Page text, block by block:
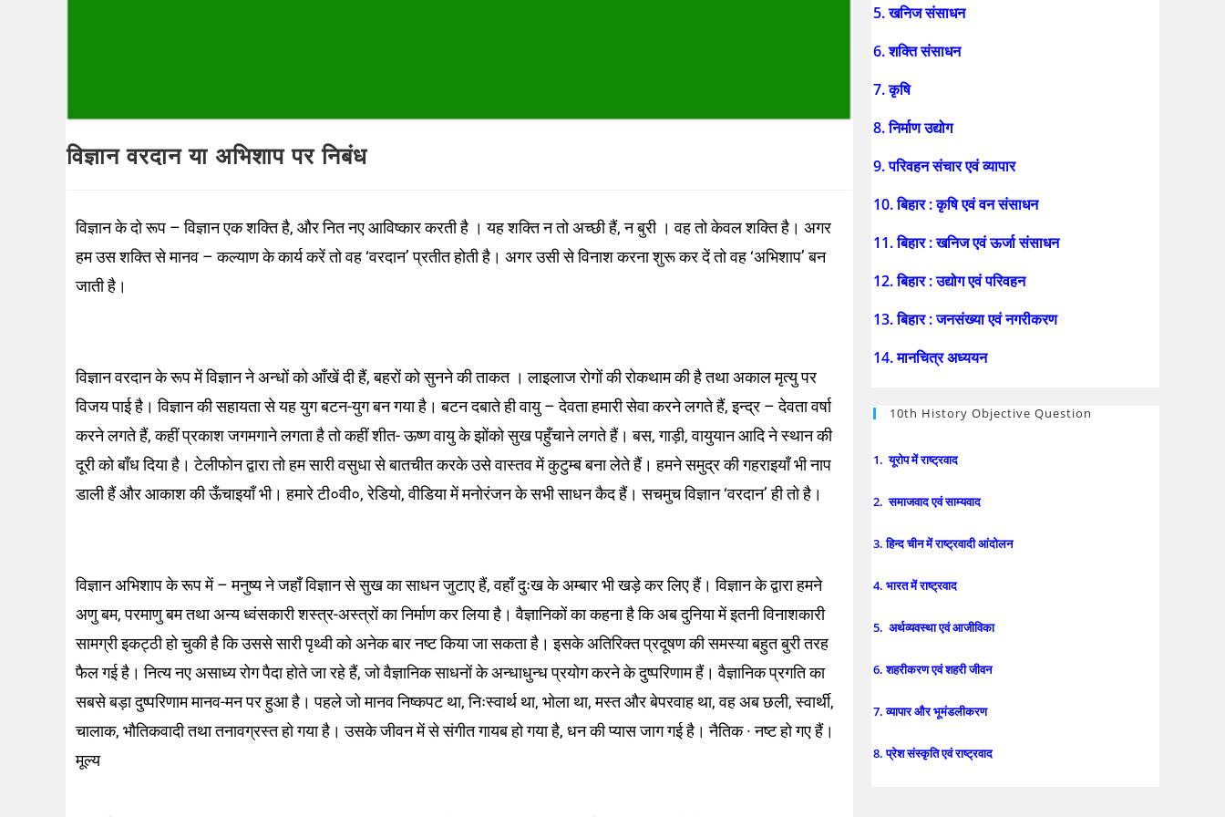
विज्ञान वरदान या अभिशाप पर निबंध
विज्ञान के दो रूप – विज्ञान एक शक्ति है, और नित नए आविष्कार करती है । यह शक्ति न तो अच्छी हैं, न बुरी । वह तो केवल शक्ति है। अगर
हम उस शक्ति से मानव – कल्याण के कार्य करें तो वह ‘वरदान’ प्रतीत होती है। अगर उसी से विनाश करना शुरू कर दें तो वह ‘अभिशाप’ बन
जाती है।
विज्ञान वरदान के रूप में विज्ञान ने अन्धों को आँखें दी हैं, बहरों को सुनने की ताकत । लाइलाज रोगों की रोकथाम की है तथा अकाल मृत्यु पर
विजय पाई है। विज्ञान की सहायता से यह युग बटन-युग बन गया है। बटन दबाते ही वायु – देवता हमारी सेवा करने लगते हैं, इन्द्र – देवता वर्षा
करने लगते हैं, कहीं प्रकाश जगमगाने लगता है तो कहीं शीत- ऊष्ण वायु के झोंको सुख पहुँचाने लगते हैं। बस, गाड़ी, वायुयान आदि ने स्थान की
दूरी को बाँध दिया है। टेलीफोन द्वारा तो हम सारी वसुधा से बातचीत करके उसे वास्तव में कुटुम्ब बना लेते हैं। हमने समुद्र की गहराइयाँ भी नाप
डाली हैं और आकाश की ऊँचाइयाँ भी। हमारे टी०वी०, रेडियो, वीडिया में मनोरंजन के सभी साधन कैद हैं। सचमुच विज्ञान ‘वरदान’ ही तो है।
विज्ञान अभिशाप के रूप में – मनुष्य ने जहाँ विज्ञान से सुख का साधन जुटाए हैं, वहाँ दुःख के अम्बार भी खड़े कर लिए हैं। विज्ञान के द्वारा हमने
अणु बम, परमाणु बम तथा अन्य ध्वंसकारी शस्त्र-अस्त्रों का निर्माण कर लिया है। वैज्ञानिकों का कहना है कि अब दुनिया में इतनी विनाशकारी
सामग्री इकट्ठी हो चुकी है कि उससे सारी पृथ्वी को अनेक बार नष्ट किया जा सकता है। इसके अतिरिक्त प्रदूषण की समस्या बहुत बुरी तरह
फैल गई है। नित्य नए असाध्य रोग पैदा होते जा रहे हैं, जो वैज्ञानिक साधनों के अन्धाधुन्ध प्रयोग करने के दुष्परिणाम हैं। वैज्ञानिक प्रगति का
सबसे बड़ा दुष्परिणाम मानव-मन पर हुआ है। पहले जो मानव निष्कपट था, निःस्वार्थ था, भोला था, मस्त और बेपरवाह था, वह अब छली, स्वार्थी,
चालाक, भौतिकवादी तथा तनावग्रस्त हो गया है। उसके जीवन में से संगीत गायब हो गया है, धन की प्यास जाग गई है। नैतिक · नष्ट हो गए हैं।
मूल्य
5. खनिज संसाधन
6. शक्ति संसाधन
7. कृषि
8. निर्माण उद्योग
9. परिवहन संचार एवं व्यापार
10. बिहार : कृषि एवं वन संसाधन
11. बिहार : खनिज एवं ऊर्जा संसाधन
12. बिहार : उद्योग एवं परिवहन
13. बिहार : जनसंख्या एवं नगरीकरण
14. मानचित्र अध्ययन
10th History Objective Question
1. यूरोप में राष्ट्रवाद
2. समाजवाद एवं साम्यवाद
3. हिन्द चीन में राष्ट्रवादी आंदोलन
4. भारत में राष्ट्रवाद
5. अर्थव्यवस्था एवं आजीविका
6. शहरीकरण एवं शहरी जीवन
7. व्यापार और भूमंडलीकरण
8. प्रेश संस्कृति एवं राष्ट्रवाद